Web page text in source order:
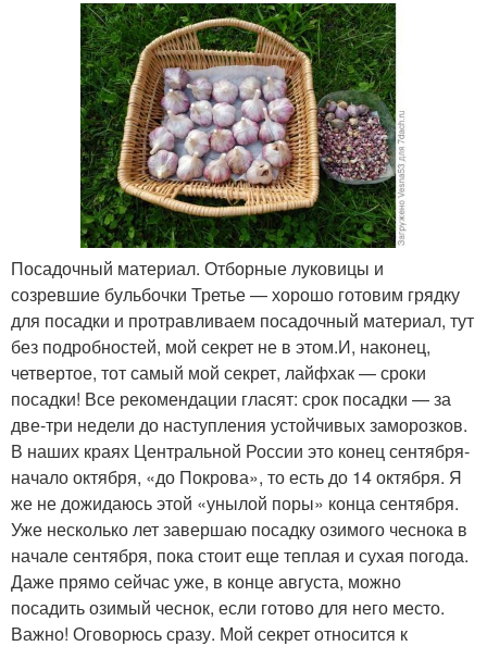
Посадочный материал. Отборные луковицы и
созревшие бульбочки Третье — хорошо готовим грядку
для посадки и протравливаем посадочный материал, тут
без подробностей, мой секрет не в этом.И, наконец,
четвертое, тот самый мой секрет, лайфхак — сроки
посадки! Все рекомендации гласят: срок посадки — за
две-три недели до наступления устойчивых заморозков.
В наших краях Центральной России это конец сентября-
начало октября, «до Покрова», то есть до 14 октября. Я
же не дожидаюсь этой «унылой поры» конца сентября.
Уже несколько лет завершаю посадку озимого чеснока в
начале сентября, пока стоит еще теплая и сухая погода.
Даже прямо сейчас уже, в конце августа, можно
посадить озимый чеснок, если готово для него место.
Важно! Оговорюсь сразу. Мой секрет относится к